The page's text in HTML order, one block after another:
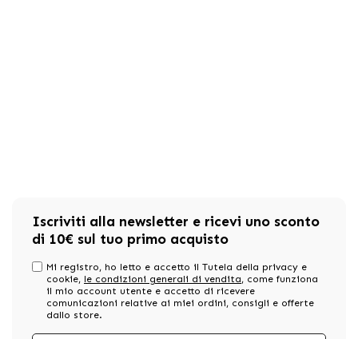
Iscriviti alla newsletter e ricevi uno sconto
di 10€ sul tuo primo acquisto
Mi registro, ho letto e accetto il Tutela della privacy e
cookie, le condizioni generali di vendita, come funziona
il mio account utente e accetto di ricevere
comunicazioni relative ai miei ordini, consigli e offerte
dallo store.